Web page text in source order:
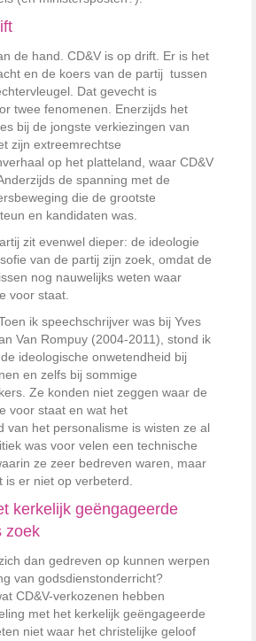
de hand. CD&V is op drift. Er is het
en de koers van de partij tussen
Dat gevecht is
twee fenomenen. Enerzijds het
bij de jongste verkiezingen van
zijn extreemrechtse
op het platteland, waar CD&V
de spanning met de
die de grootste
en kandidaten was.
zit evenwel dieper: de ideologie
van de partij zijn zoek, omdat de
nog nauwelijks weten waar
voor staat.
ik speechschrijver was bij Yves
Van Rompuy (2004-2011), stond ik
ideologische onwetendheid bij
en zelfs bij sommige
Ze konden niet zeggen waar de
voor staat en wat het
van het personalisme is wisten ze al
was voor velen een technische
ze zeer bedreven waren, maar
is er niet op verbeterd.
kerkelijk geëngageerde
zoek
dan gedreven op kunnen werpen
van godsdienstonderricht?
CD&V-verkozenen hebben
met het kerkelijk geëngageerde
niet waar het christelijke geloof